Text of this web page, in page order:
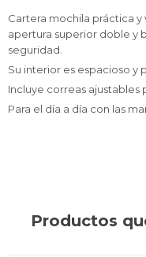
Cartera mochila práctica y
apertura superior doble y
seguridad.
Su interior es espacioso y
Incluye correas ajustables
Para el día a día con las
Productos